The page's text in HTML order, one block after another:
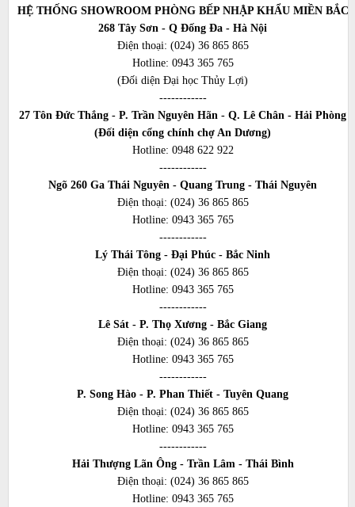
HỆ THỐNG SHOWROOM PHÒNG BẾP NHẬP KHẨU MIỀN BẮC
268 Tây Sơn - Q Đống Đa - Hà Nội
Điện thoại: (024) 36 865 865
Hotline: 0943 365 765
(Đối diện Đại học Thủy Lợi)
------------
27 Tôn Đức Thắng - P. Trần Nguyên Hãn - Q. Lê Chân - Hải Phòng
(Đối diện cổng chính chợ An Dương)
Hotline: 0948 622 922
------------
Ngõ 260 Ga Thái Nguyên - Quang Trung - Thái Nguyên
Điện thoại: (024) 36 865 865
Hotline: 0943 365 765
------------
Lý Thái Tông - Đại Phúc - Bắc Ninh
Điện thoại: (024) 36 865 865
Hotline: 0943 365 765
------------
Lê Sát - P. Thọ Xương - Bắc Giang
Điện thoại: (024) 36 865 865
Hotline: 0943 365 765
------------
P. Song Hào - P. Phan Thiết - Tuyên Quang
Điện thoại: (024) 36 865 865
Hotline: 0943 365 765
------------
Hải Thượng Lãn Ông - Trần Lâm - Thái Bình
Điện thoại: (024) 36 865 865
Hotline: 0943 365 765